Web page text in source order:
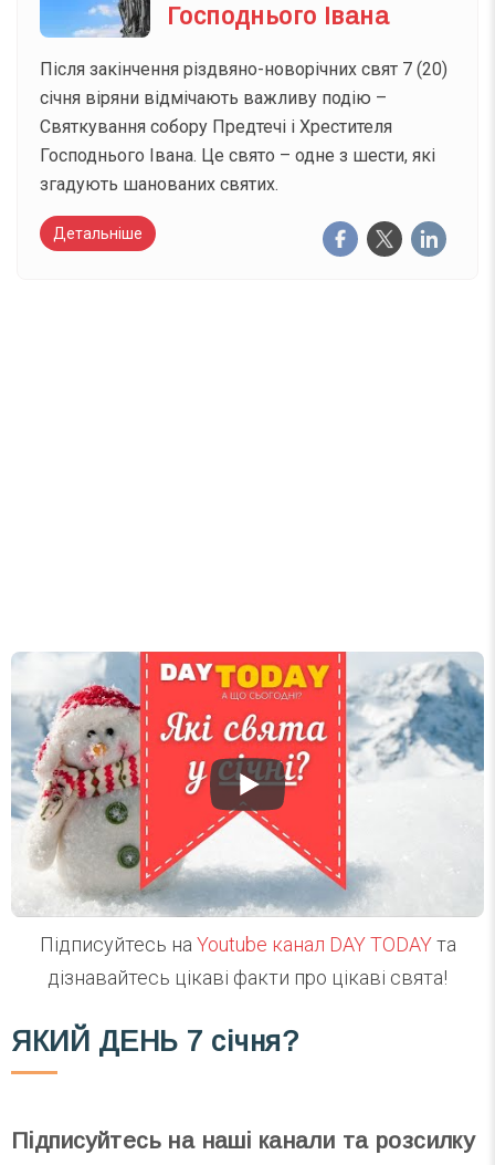
Господнього Івана
Після закінчення різдвяно-новорічних свят 7 (20)
січня віряни відмічають важливу подію –
Святкування собору Предтечі і Хрестителя
Господнього Івана. Це свято – одне з шести, які
згадують шанованих святих.
Детальніше
Підписуйтесь на Youtube канал DAY TODAYта
дізнавайтесь цікаві факти про цікаві свята!
ЯКИЙ ДЕНЬ 7 січня?
Підписуйтесь на наші канали та розсилку